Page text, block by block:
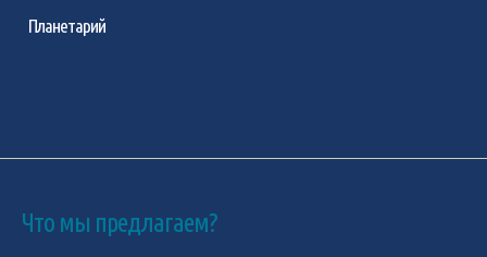
Планетарий
Что мы предлагаем?